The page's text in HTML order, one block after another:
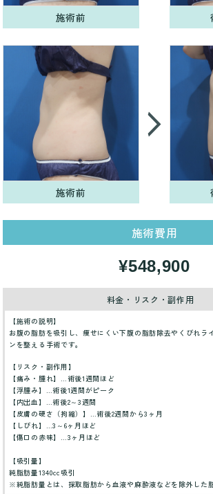
施術前
施術前
施術費用
¥548,900
料金・リスク・副作用
【施術の説明】
お腹の脂肪を吸引し、痩せにくい下腹の脂肪除去やくびれラ
ンを整える手術です。
【リスク・副作用】
【痛み・腫れ】…術後1週間ほど
【浮腫み】…術後1週間がピーク
【内出血】…術後2～3週間
【皮膚の硬さ（拘縮）】…術後2週間から3ヶ月
【しびれ】…3～6ヶ月ほど
【傷口の赤味】…3ヶ月ほど
【吸引量】
純脂肪量1340cc吸引
※純脂肪量とは、採取脂肪から血液や麻酔液などを除外した